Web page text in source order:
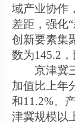
域产业协作
差距，强化
创新要素集
数为145.2，
京津冀
加值比上年
和11.2%。
津冀规模以